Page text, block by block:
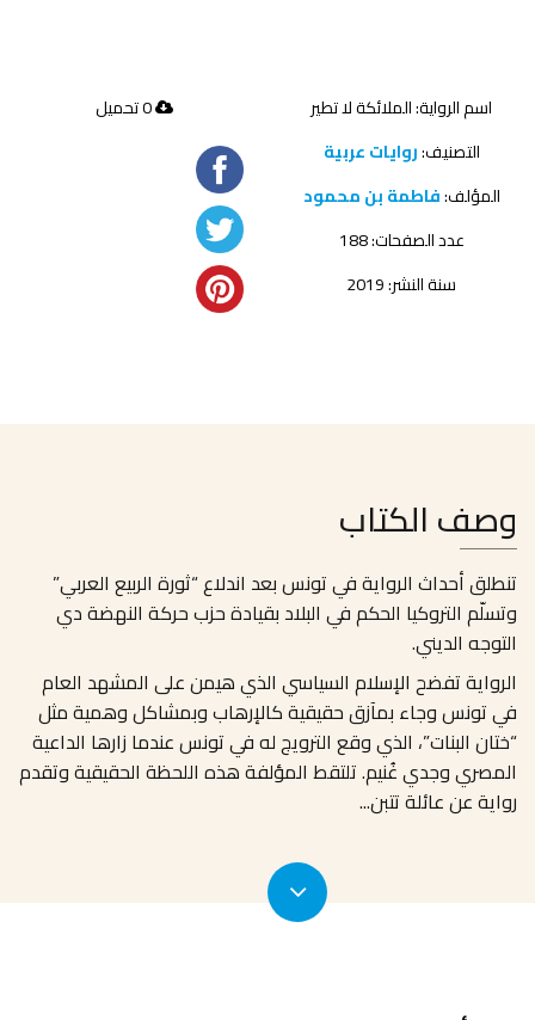
اسم الرواية: الملائكة لا تطير
التصنيف:روايات عربية
المؤلف:فاطمة بن محمود
عدد الصفحات: 188
سنة النشر: 2019
0 تحميل
وصف الكتاب
تنطلق أحداث الرواية في تونس بعد اندلاع “ثورة الربيع العربي”
وتسلّم التروكيا الحكم في البلاد بقيادة حزب حركة النهضة دي
التوجه الديني.
الرواية تفضح الإسلام السياسي الذي هيمن على المشهد العام
في تونس وجاء بمآزق حقيقية كالإرهاب وبمشاكل وهمية مثل
“ختان البنات”، الذي وقع الترويج له في تونس عندما زارها الداعية
المصري وجدي غُنيم. تلتقط المؤلفة هذه اللحظة الحقيقية وتقدم
رواية عن عائلة تتبن...